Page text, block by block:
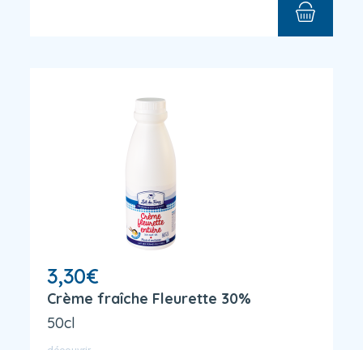
3,30€
Crème fraîche Fleurette 30%
50cl